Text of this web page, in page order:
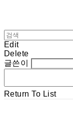
Edit
Delete
글쓴이
Return To List